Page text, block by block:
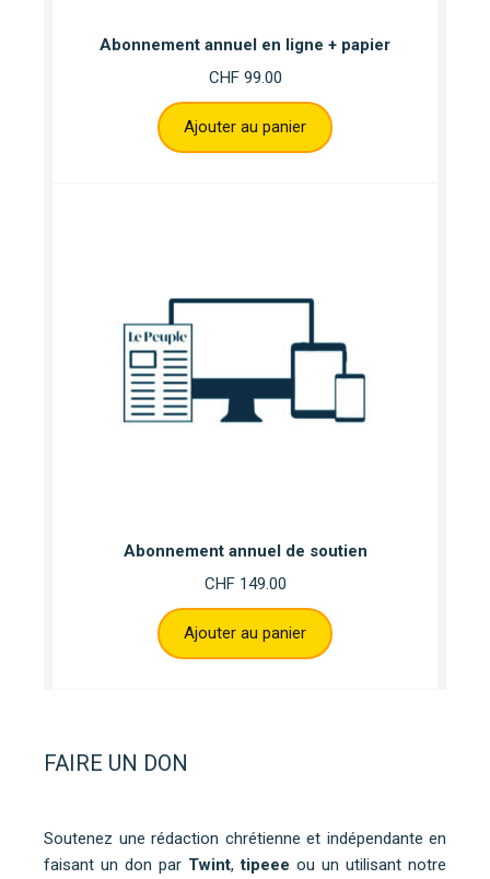
Abonnement annuel en ligne + papier
CHF99.00
Ajouter au panier
Abonnement annuel de soutien
CHF149.00
Ajouter au panier
FAIRE UN DON
Soutenez une rédaction chrétienne et indépendante en
faisant un don par Twint,tipeee ou un utilisant notre